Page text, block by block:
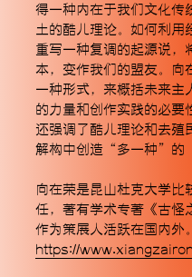
得一种内在于我们文化传
土的酷儿理论。如何利用
重写一种复调的起源说，
本，变作我们的盟友。
一种形式，来概括未来主
的力量和创作实践的必要
还强调了酷儿理论和去殖
解构中创造“多一种”的
向在荣是昆山杜克大学比
任，著有学术专著《古怪
作为策展人活跃在国内外。
https://